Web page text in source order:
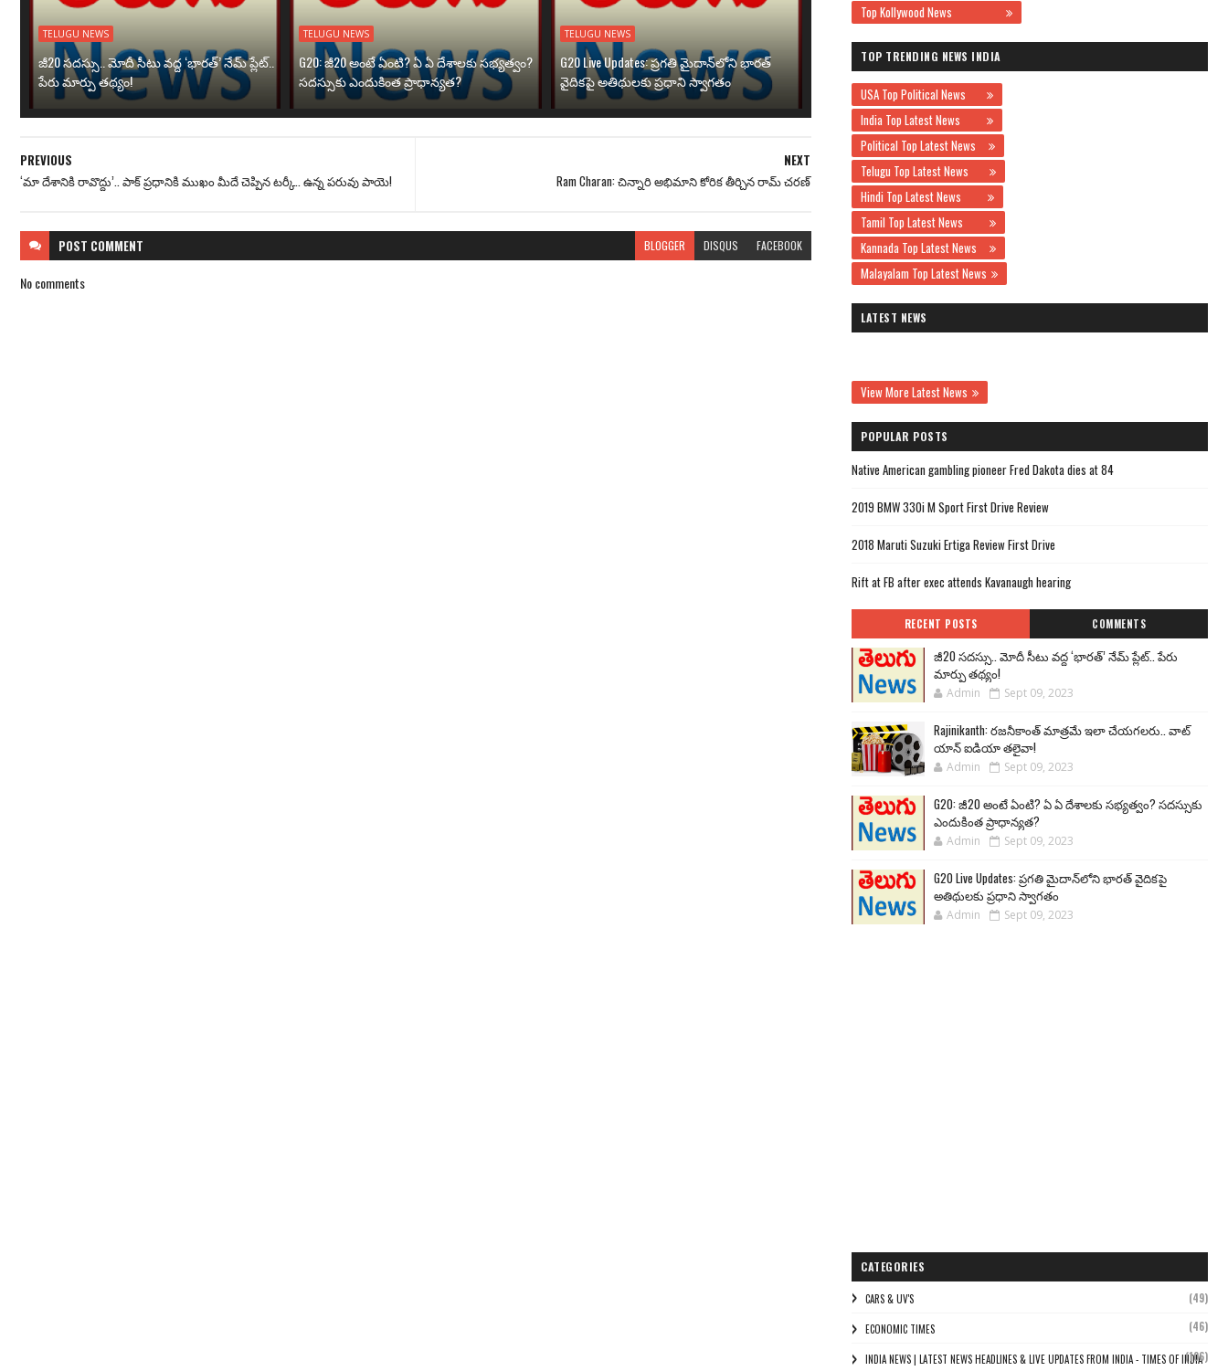
TELUGU NEWS
జీ20 సదస్సు.. మోదీ సీటు వద్ద ‘భారత్’ నేమ్ ప్లేట్‌..
పేరు మార్పు తథ్యం!
TELUGU NEWS
G20: జీ20 అంటే ఏంటి? ఏ ఏ దేశాలకు సభ్యత్వం?
సదస్సుకు ఎందుకింత ప్రాధాన్యత?
TELUGU NEWS
G20 Live Updates: ప్రగతి మైదాన్‌లోని భారత్
వైదికపై అతిథులకు ప్రధాని స్వాగతం
NEXT
Ram Charan: చిన్నారి అభిమాని కోరిక తీర్చిన రామ్ చ‌ర‌ణ్‌
PREVIOUS
‘మా దేశానికి రావొద్దు’.. పాక్ ప్రధానికి ముఖం మీదే చెప్పిన టర్కీ.. ఉన్న పరువు పాయె!
POST COMMENT BLOGGER DISQUS FACEBOOK
No comments
Top Kollywood News
TOP TRENDING NEWS INDIA
USA Top Political News
India Top Latest News
Political Top Latest News
Telugu Top Latest News
Hindi Top Latest News
Tamil Top Latest News
Kannada Top Latest News
Malayalam Top Latest News
LATEST NEWS
View More Latest News
POPULAR POSTS
Native American gambling pioneer Fred Dakota dies at 84
2019 BMW 330i M Sport First Drive Review
2018 Maruti Suzuki Ertiga Review First Drive
Rift at FB after exec attends Kavanaugh hearing
RECENT POSTS COMMENTS
జీ20 సదస్సు.. మోదీ సీటు వద్ద ‘భారత్’ నేమ్ ప్లేట్‌.. పేరు
మార్పు తథ్యం!
Admin Sept 09, 2023
Rajinikanth: రజనీకాంత్ మాత్రమే ఇలా చేయగలరు.. వాట్
యాన్ ఐడియా తలైవా!
Admin Sept 09, 2023
G20: జీ20 అంటే ఏంటి? ఏ ఏ దేశాలకు సభ్యత్వం? సదస్సుకు
ఎందుకింత ప్రాధాన్యత?
Admin Sept 09, 2023
G20 Live Updates: ప్రగతి మైదాన్‌లోని భారత్ వైదికపై
అతిథులకు ప్రధాని స్వాగతం
Admin Sept 09, 2023
CATEGORIES
CARS & UV'S (49)
ECONOMIC TIMES (46)
INDIA NEWS | LATEST NEWS HEADLINES & LIVE UPDATES FROM INDIA - TIMES OF INDIA
(106)